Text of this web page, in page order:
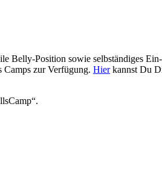
Belly-Position sowie selbständiges
Camps zur Verfügung. Hierkannst Du